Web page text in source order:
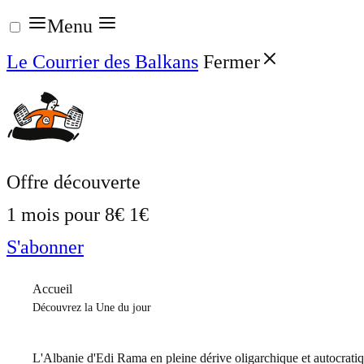
Aller
au
contenu
Menu
Le Courrier des Balkans Fermer
Offre découverte
1 mois pour 8€ 1€
S'abonner
Accueil
Découvrez la Une du jour
L'Albanie d'Edi Rama en pleine dérive oligarchique et